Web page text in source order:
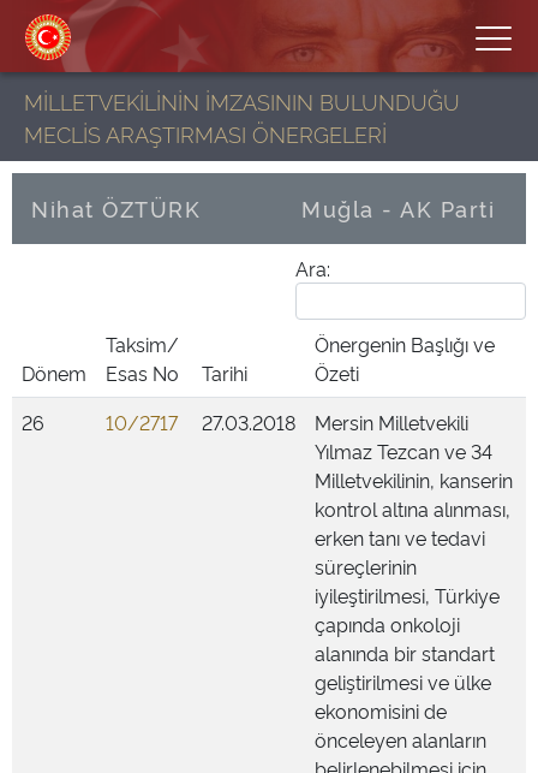
MİLLETVEKİLİNİN İMZASININ BULUNDUĞU
MECLİS ARAŞTIRMASI ÖNERGELERİ
Nihat ÖZTÜRK Muğla - AK Parti
Ara:
Dönem
Taksim/
Esas No
Tarihi
Önergenin Başlığı ve
Özeti
26
10/2717 27.03.2018
Mersin Milletvekili
Yılmaz Tezcan ve 34
Milletvekilinin, kanserin
kontrol altına alınması,
erken tanı ve tedavi
süreçlerinin
iyileştirilmesi, Türkiye
çapında onkoloji
alanında bir standart
geliştirilmesi ve ülke
ekonomisini de
önceleyen alanların